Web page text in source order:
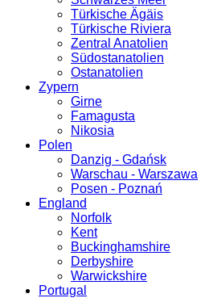
Türkische Ägäis
Türkische Riviera
Zentral Anatolien
Südostanatolien
Ostanatolien
Zypern
Girne
Famagusta
Nikosia
Polen
Danzig - Gdańsk
Warschau - Warszawa
Posen - Poznań
England
Norfolk
Kent
Buckinghamshire
Derbyshire
Warwickshire
Portugal